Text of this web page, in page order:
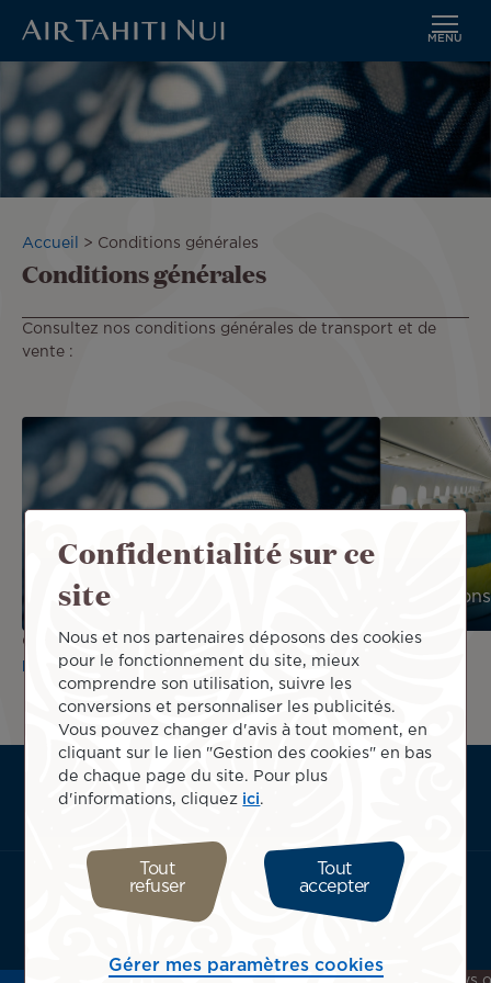
Aller
contenu
principal
MENU
Fil
d'Ariane
Accueil Conditions générales
Conditions générales
Consultez nos conditions générales de transport et de
vente :
Conditions générales de Transport
Cliquez ici pour consulter ladéclaration des droits des
passagers à mobilité réduite.
ATN:
Footer
A propos
Télécharger l'application Air Tahiti Nui :
Confidentialité sur ce
site
Nous et nos partenaires déposons des cookies
pour le fonctionnement du site, mieux
comprendre son utilisation, suivre les
conversions et personnaliser les publicités.
Vous pouvez changer d'avis à tout moment, en
cliquant sur le lien "Gestion des cookies" en bas
de chaque page du site. Pour plus
d'informations, cliquez ici.
Tout
refuser
Tout
accepter
Gérer mes paramètres cookies